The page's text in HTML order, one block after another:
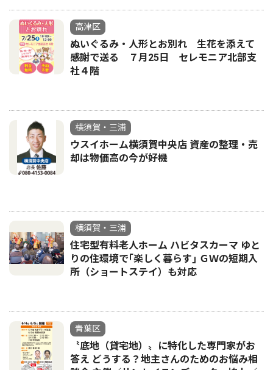
高津区
ぬいぐるみ・人形とお別れ 生花を添えて
感謝で送る ７月25日 セレモニア北部支
社４階
横須賀・三浦
ウスイホーム横須賀中央店 資産の整理・売
却は物価高の今が好機
横須賀・三浦
住宅型有料老人ホーム ハビタスカーマ ゆと
りの住環境で｢楽しく暮らす｣ ＧＷの短期入
所（ショートステイ）も対応
青葉区
〝底地（貸宅地）〟に特化した専門家がお
答え どうする？地主さんのためのお悩み相